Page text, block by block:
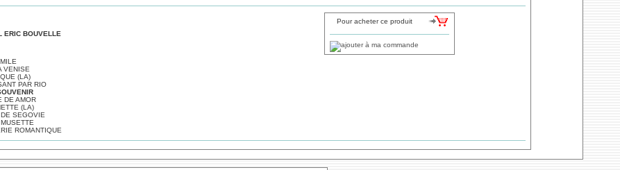
ERIC BOUVELLE
Pour acheter ce produit
VENISE
(LA)
PAR RIO
DE AMOR
(LA)
SEGOVIE
ROMANTIQUE